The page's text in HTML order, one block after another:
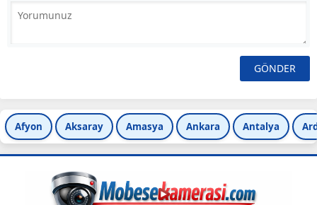
Afyon Aksaray Amasya Ankara Antalya